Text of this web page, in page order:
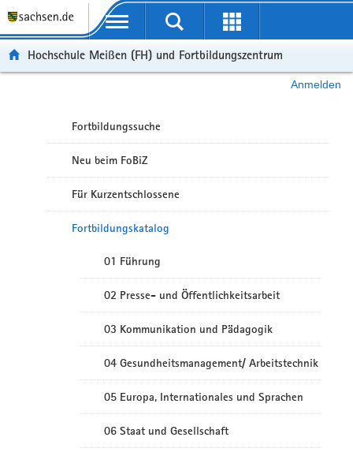
Portalübergreifende Navigation
Hochschule Meißen (FH) und Fortbildungszentrum
Anmelden
Fortbildungssuche
Neu beim FoBiZ
Für Kurzentschlossene
Fortbildungskatalog
01 Führung
02 Presse- und Öffentlichkeitsarbeit
03 Kommunikation und Pädagogik
04 Gesundheitsmanagement/ Arbeitstechnik
05 Europa, Internationales und Sprachen
06 Staat und Gesellschaft